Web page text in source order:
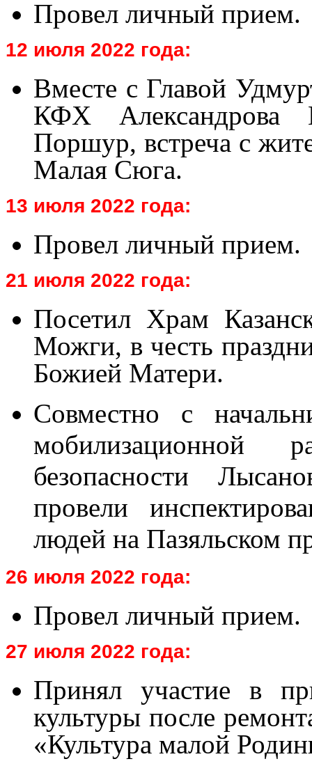
Провел личный прием.
12 июля 2022 года:
Вместе с Главой
КФХ Александрова
Поршур, встреча с
Малая Сюга.
13 июля 2022 года:
Провел личный прием.
21 июля 2022 года:
Посетил Храм
Можги, в честь
Божией Матери.
Совместно с
мобилизационной
безопасности
провели
людей на Пазяльском
26 июля 2022 года:
Провел личный прием.
27 июля 2022 года:
Принял участие в
культуры после
«Культура малой